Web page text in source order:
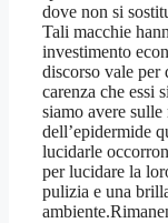
dove non si
Tali macchie
investimento
discorso vale per
carenza che essi
siamo avere sulle
dell’epidermide
lucidarle
per lucidare la
pulizia e una